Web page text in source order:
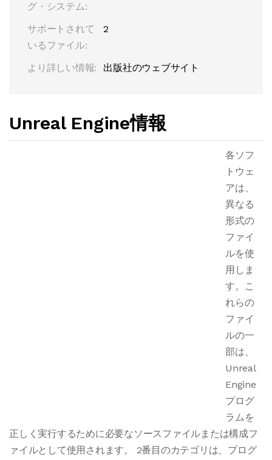
グ・システム:
サポートされて
いるファイル:
2
より詳しい情報: 出版社のウェブサイト
Unreal Engine情報
各ソフ
トウェ
アは、
異なる
形式の
ファイ
ルを使
用しま
す。こ
れらの
ファイ
ルの一
部は、
Unreal
Engine
プログ
ラムを
正しく実行するために必要なソースファイルまたは構成フ
ァイルとして使用されます。 2番目のカテゴリは、プログ